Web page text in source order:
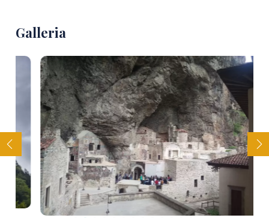
Galleria